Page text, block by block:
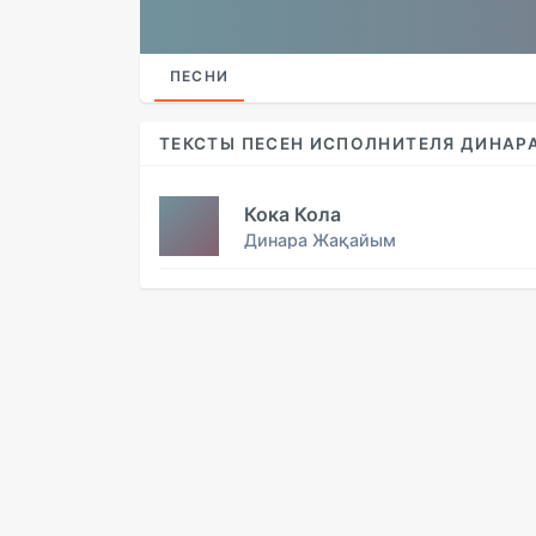
ПЕСНИ
ТЕКСТЫ ПЕСЕН ИСПОЛНИТЕЛЯ
Кока Кола
Динара Жақайым